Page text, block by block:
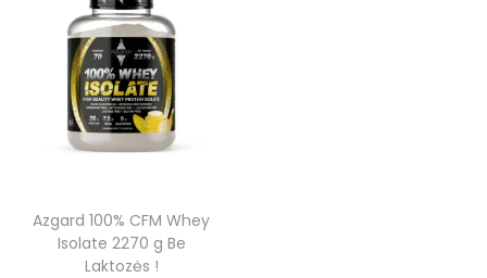
Azgard 100% CFM Whey
Isolate 2270 g Be
Laktozės !